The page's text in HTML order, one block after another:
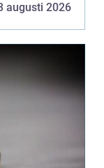
augusti 2026